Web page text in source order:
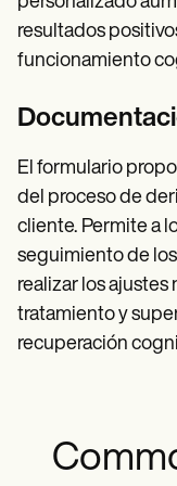
resultados
funcionamiento
El formulario
del proceso de
cliente. Permite a
seguimiento de
realizar los ajustes
tratamiento y
recuperación